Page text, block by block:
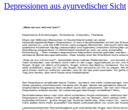
Depressionen aus ayurvedischer Sicht